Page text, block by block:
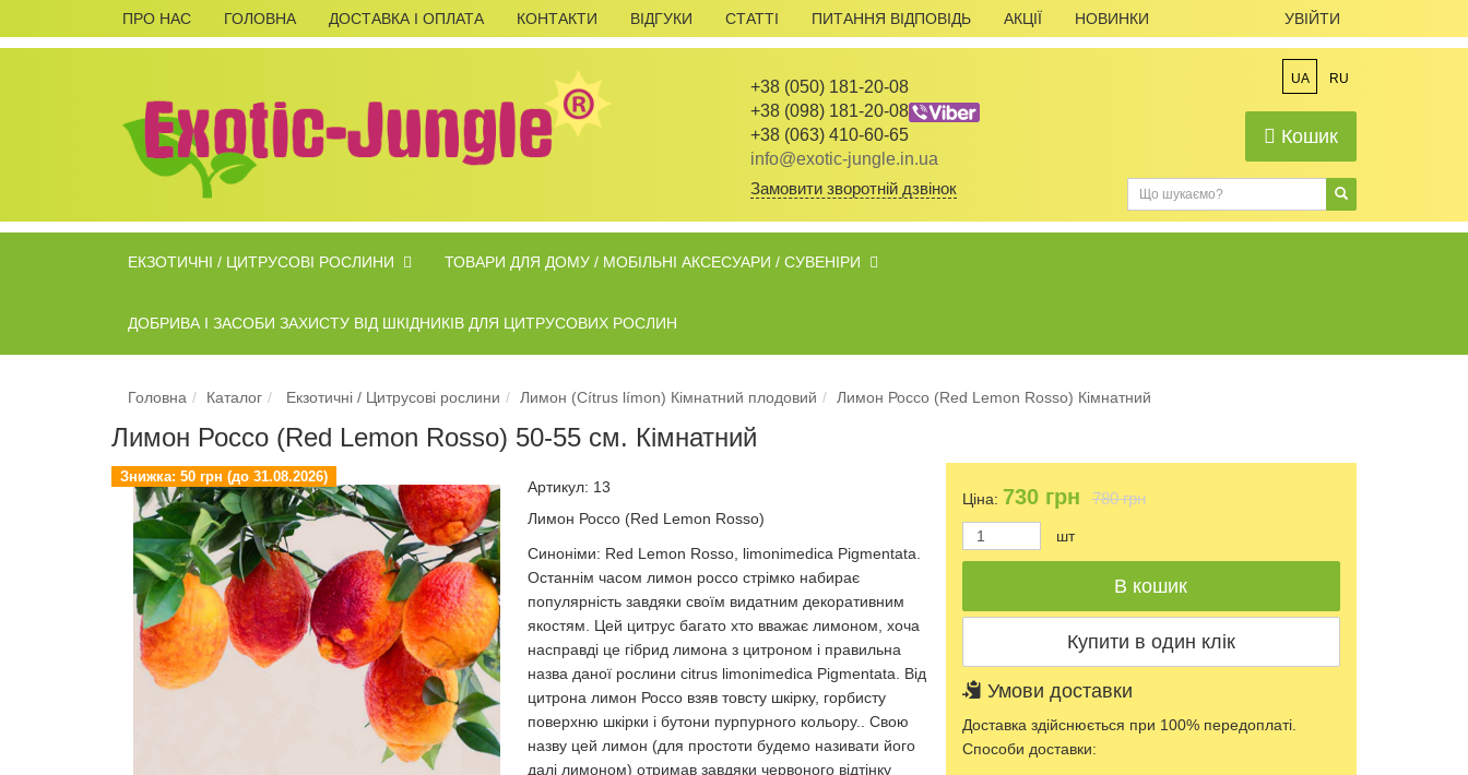
ПРО НАС ГОЛОВНА ДОСТАВКА І ОПЛАТА КОНТАКТИ ВІДГУКИ СТАТТІ ПИТАННЯ ВІДПОВІДЬ АКЦІЇ НОВИНКИ УВІЙТИ
+38 (050) 181-20-08
+38 (098) 181-20-08
+38 (063) 410-60-65
info@exotic-jungle.in.ua
Замовити зворотній дзвінок
UA RU
Кошик
ЕКЗОТИЧНІ / ЦИТРУСОВІ РОСЛИНИ ТОВАРИ ДЛЯ ДОМУ / МОБІЛЬНІ АКСЕСУАРИ / СУВЕНІРИ
ДОБРИВА І ЗАСОБИ ЗАХИСТУ ВІД ШКІДНИКІВ ДЛЯ ЦИТРУСОВИХ РОСЛИН
Головна Каталог Екзотичні / Цитрусові рослини Лимон (Cítrus límon) Кімнатний плодовий Лимон Россо (Red Lemon Rosso) Кімнатний
Лимон Россо (Red Lemon Rosso) 50-55 см. Кімнатний
Знижка: 50 грн (до 31.08.2026)
Артикул: 13
Лимон Россо (Red Lemon Rosso)
Синоніми: Red Lemon Rosso, limonimedica Pigmentata.
Останнім часом лимон россо стрімко набирає
популярність завдяки своїм видатним декоративним
якостям. Цей цитрус багато хто вважає лимоном, хоча
насправді це гібрид лимона з цитроном і правильна
назва даної рослини citrus limonimedica Pigmentata. Від
цитрона лимон Россо взяв товсту шкірку, горбисту
поверхню шкірки і бутони пурпурного кольору.. Свою
назву цей лимон (для простоти будемо називати його
далі лимоном) отримав завдяки червоного відтінку
Ціна: 730грн 780 грн
шт
Умови доставки
Доставка здійснюється при 100% передоплаті.
Способи доставки: